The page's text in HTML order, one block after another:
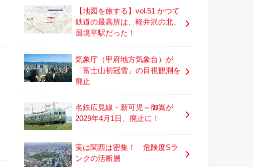
【地図を旅する】vol.51 かつて
鉄道の最高所は、軽井沢の北、
国境平駅だった！
気象庁（甲府地方気象台）が
「富士山初冠雪」の目視観測を
廃止
名鉄広見線・新可児～御嵩が
2029年4月1日、廃止に！
実は関西は密集！ 危険度Sラ
ンクの活断層